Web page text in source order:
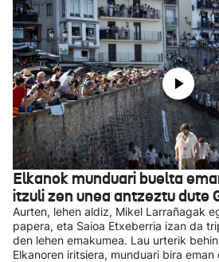
Elkanok munduari buelta
itzuli zen unea antzeztu dute
Aurten, lehen aldiz, Mikel Larrañagak
papera, eta Saioa Etxeberria izan da
den lehen emakumea. Lau urterik
Elkanoren iritsiera, munduari bira eman